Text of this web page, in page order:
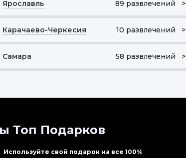
Ярославль 89 развлечений >
Карачаево-Черкесия 10 развлечений >
Самара 58 развлечений >
Топ Подарков
Используйте свой подарок на все 100%